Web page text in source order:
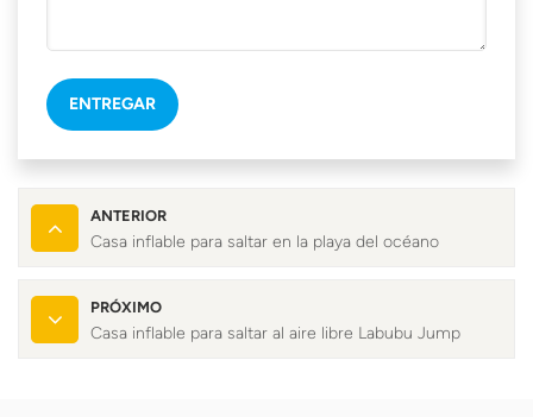
ENTREGAR
ANTERIOR
Casa inflable para saltar en la playa del océano
PRÓXIMO
Casa inflable para saltar al aire libre Labubu Jump